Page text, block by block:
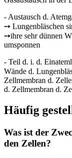
- Austausch d.
➙ Lungenbläs­chen
➙ihre sehr dünnen
umsponnen
- Teil d. i. d.
Wände d.
Zellmembran d.
d. Zellmembran d.
Häufig
Was ist der
den Zellen?